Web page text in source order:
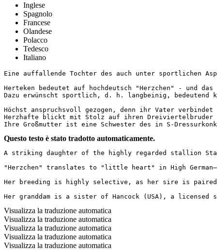
Inglese
Spagnolo
Francese
Olandese
Polacco
Tedesco
Italiano
Eine auffallende Tochter des auch unter sportlichen
Herteken bedeutet auf hochdeutsch "Herzchen" - und
Dazu erwünscht sportlich, d. h. langbeinig, bedeutend
Höchst anspruchsvoll gezogen, denn ihr Vater
Herzhafte blickt mit Stolz auf ihren Dreiviertelbruder
Ihre Großmutter ist eine Schwester des in S-
Questo testo è stato tradotto automaticamente.
A striking daughter of the highly regarded stallion
"Herzchen" translates to "little heart" in High
Her breeding is highly selective, as her sire is paired
Her granddam is a sister of Hancock (USA), a
Visualizza la traduzione automatica
Visualizza la traduzione automatica
Visualizza la traduzione automatica
Visualizza la traduzione automatica
Visualizza la traduzione automatica